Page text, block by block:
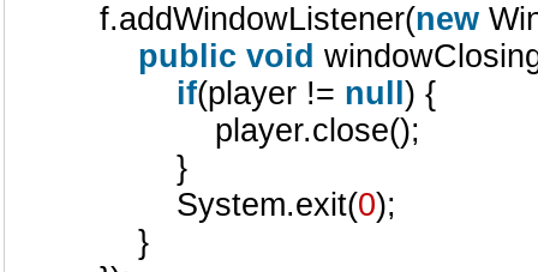
f.addWindowListener(new
public void
if(player != null ) {
player.close();
}
System.exit(0);
}